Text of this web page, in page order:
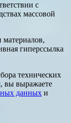
с
массовой
гиперссылка
технических
вы выражаете
данных и